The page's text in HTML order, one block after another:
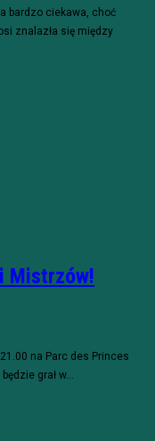
bardzo ciekawa, choć
znalazła się między
Mistrzów!
na Parc des Princes
grał w...